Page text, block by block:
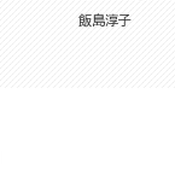
飯島淳子